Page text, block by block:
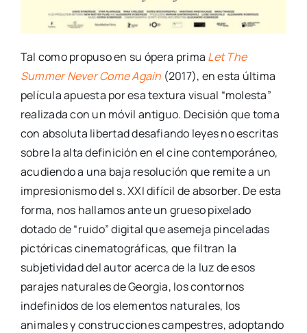
Tal como propuso en su ópera prima Let The
Summer Never Come Again (2017), en esta última
película apuesta por esa textura visual “molesta”
realizada con un móvil antiguo. Decisión que toma
con absoluta libertad desafiando leyes no escritas
sobre la alta definición en el cine contemporáneo,
acudiendo a una baja resolución que remite a un
impresionismo del s. XXI difícil de absorber. De esta
forma, nos hallamos ante un grueso pixelado
dotado de “ruido” digital que asemeja pinceladas
pictóricas cinematográficas, que filtran la
subjetividad del autor acerca de la luz de esos
parajes naturales de Georgia, los contornos
indefinidos de los elementos naturales, los
animales y construcciones campestres, adoptando